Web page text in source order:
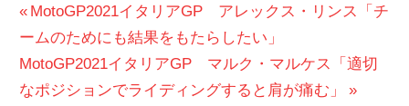
リ
ア
GP
投
稿
ナ
前
の
投
稿:
MotoGP2021イタリアGP アレックス・リンス「チ
ームのためにも結果をもたらしたい」
次
の
MotoGP2021イタリアGP マルク・マルケス「適切
なポジションでライディングすると肩が痛む」